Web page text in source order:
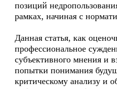
позиций
рамках, начиная с
Данная статья, как
профессиональное
субъективного мнения и
попытки понимания
критическому анализу и